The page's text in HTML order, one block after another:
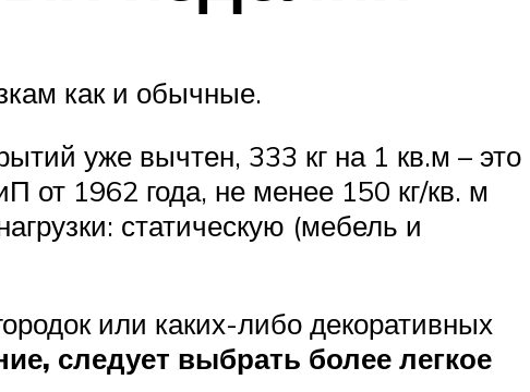
как и обычные.
уже вычтен, 333 кг на 1 кв.м – это
от 1962 года, не менее 150 кг/кв. м
статическую (мебель и
или каких-либо декоративных
следует выбрать более легкое